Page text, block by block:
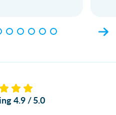
4.9 / 5.0